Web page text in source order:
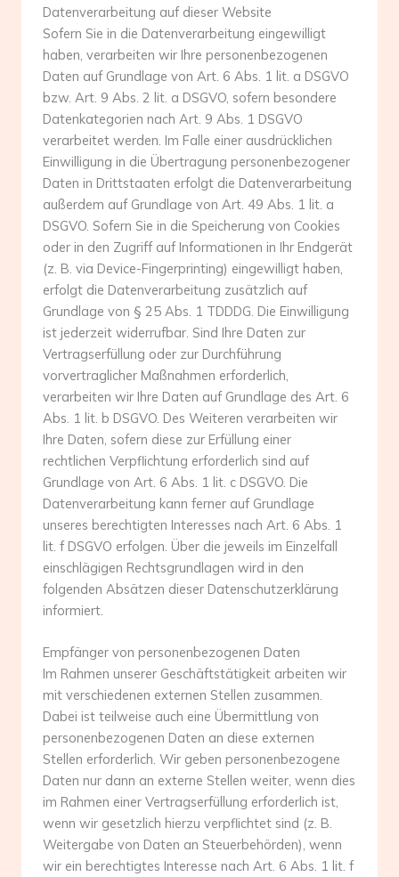
Datenverarbeitung auf dieser Website
Sofern Sie in die Datenverarbeitung eingewilligt
haben, verarbeiten wir Ihre personenbezogenen
Daten auf Grundlage von Art. 6 Abs. 1 lit. a DSGVO
bzw. Art. 9 Abs. 2 lit. a DSGVO, sofern besondere
Datenkategorien nach Art. 9 Abs. 1 DSGVO
verarbeitet werden. Im Falle einer ausdrücklichen
Einwilligung in die Übertragung personenbezogener
Daten in Drittstaaten erfolgt die Datenverarbeitung
außerdem auf Grundlage von Art. 49 Abs. 1 lit. a
DSGVO. Sofern Sie in die Speicherung von Cookies
oder in den Zugriff auf Informationen in Ihr Endgerät
(z. B. via Device-Fingerprinting) eingewilligt haben,
erfolgt die Datenverarbeitung zusätzlich auf
Grundlage von § 25 Abs. 1 TDDDG. Die Einwilligung
ist jederzeit widerrufbar. Sind Ihre Daten zur
Vertragserfüllung oder zur Durchführung
vorvertraglicher Maßnahmen erforderlich,
verarbeiten wir Ihre Daten auf Grundlage des Art. 6
Abs. 1 lit. b DSGVO. Des Weiteren verarbeiten wir
Ihre Daten, sofern diese zur Erfüllung einer
rechtlichen Verpflichtung erforderlich sind auf
Grundlage von Art. 6 Abs. 1 lit. c DSGVO. Die
Datenverarbeitung kann ferner auf Grundlage
unseres berechtigten Interesses nach Art. 6 Abs. 1
lit. f DSGVO erfolgen. Über die jeweils im Einzelfall
einschlägigen Rechtsgrundlagen wird in den
folgenden Absätzen dieser Datenschutzerklärung
informiert.
Empfänger von personenbezogenen Daten
Im Rahmen unserer Geschäftstätigkeit arbeiten wir
mit verschiedenen externen Stellen zusammen.
Dabei ist teilweise auch eine Übermittlung von
personenbezogenen Daten an diese externen
Stellen erforderlich. Wir geben personenbezogene
Daten nur dann an externe Stellen weiter, wenn dies
im Rahmen einer Vertragserfüllung erforderlich ist,
wenn wir gesetzlich hierzu verpflichtet sind (z. B.
Weitergabe von Daten an Steuerbehörden), wenn
wir ein berechtigtes Interesse nach Art. 6 Abs. 1 lit. f